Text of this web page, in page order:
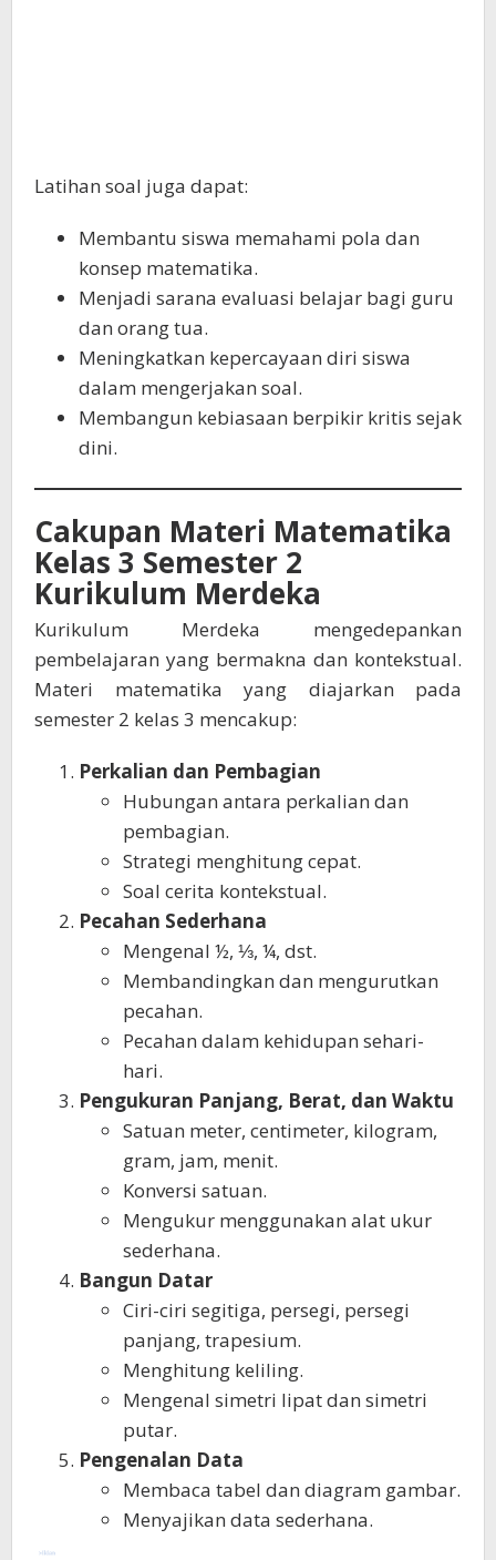
Latihan soal juga dapat:
Membantu siswa memahami pola dan
konsep matematika.
Menjadi sarana evaluasi belajar bagi guru
dan orang tua.
Meningkatkan kepercayaan diri siswa
dalam mengerjakan soal.
Membangun kebiasaan berpikir kritis sejak
dini.
Cakupan Materi Matematika
Kelas 3 Semester 2
Kurikulum Merdeka
Kurikulum Merdeka mengedepankan
pembelajaran yang bermakna dan kontekstual.
Materi matematika yang diajarkan pada
semester 2 kelas 3 mencakup:
Perkalian dan Pembagian
Hubungan antara perkalian dan
pembagian.
Strategi menghitung cepat.
Soal cerita kontekstual.
Pecahan Sederhana
Mengenal ½, ⅓, ¼, dst.
Membandingkan dan mengurutkan
pecahan.
Pecahan dalam kehidupan sehari-
hari.
Pengukuran Panjang, Berat, dan Waktu
Satuan meter, centimeter, kilogram,
gram, jam, menit.
Konversi satuan.
Mengukur menggunakan alat ukur
sederhana.
Bangun Datar
Ciri-ciri segitiga, persegi, persegi
panjang, trapesium.
Menghitung keliling.
Mengenal simetri lipat dan simetri
putar.
Pengenalan Data
Membaca tabel dan diagram gambar.
Menyajikan data sederhana.